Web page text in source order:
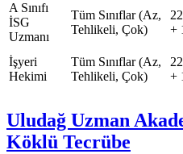
A Sınıfı
İSG
Uzmanı
Tüm Sınıflar (Az,
Tehlikeli, Çok)
+
İşyeri
Hekimi
Tüm Sınıflar (Az,
Tehlikeli, Çok)
+
Uludağ Uzman
Köklü Tecrübe